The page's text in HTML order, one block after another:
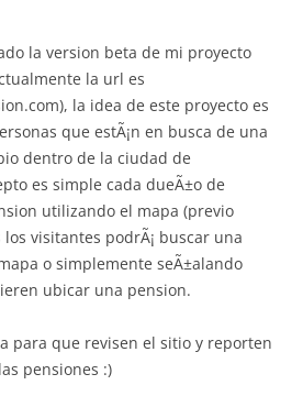
la version beta de mi proyecto
la url es
la idea de este proyecto es
que estÃ¡n en busca de una
dentro de la ciudad de
es simple cada dueÃ±o de
utilizando el mapa (previo
visitantes podrÃ¡ buscar una
o simplemente seÃ±alando
ubicar una pension.
para que revisen el sitio y reporten
pensiones :)